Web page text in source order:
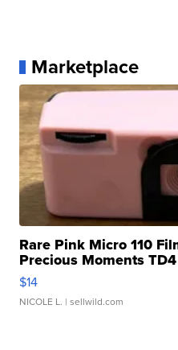
Marketplace
Rare Pink Micro 110
Precious Moments TD4
$14
NICOLE L. | sellwild.com